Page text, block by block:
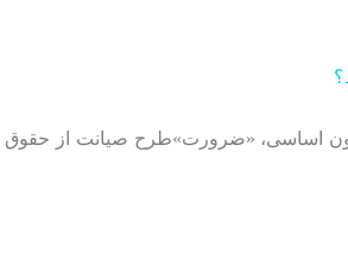
مجلس شورای اسلامی بر اساس اصل ۸۵ قانون